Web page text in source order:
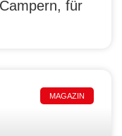
für
MAGAZIN